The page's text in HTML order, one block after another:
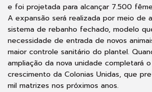
e foi projetada para alcançar 7.500
A expansão será realizada por meio de
sistema de rebanho fechado, modelo
necessidade de entrada de novos
maior controle sanitário do plantel.
ampliação da nova unidade completará
crescimento da Colonias Unidas, que
mil matrizes nos próximos anos.